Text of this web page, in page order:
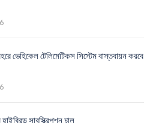
ভেহিকেল টেলিমেটিকস সিস্টেম বাস্তবায়ন করবে
হাইব্রিড সাবস্ক্রিপশন চালু